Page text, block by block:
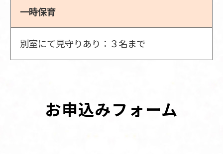
一時保育
別室にて見守りあり：３名まで
お申込みフォーム